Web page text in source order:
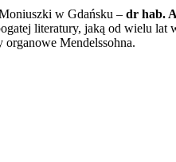
w Gdańsku – dr hab.
literatury, jaką od wielu
organowe Mendelssohna.